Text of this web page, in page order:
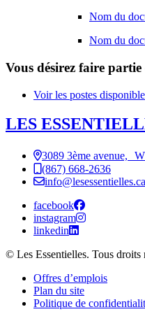
Nom du
Nom du
Vous désirez faire partie
Voir les postes
LES
3089 3ème avenue,
(867) 668-2636
info@lesessentielles.ca
facebook
instagram
linkedin
© Les Essentielles. Tous droits
Offres d’emplois
Plan du site
Politique de